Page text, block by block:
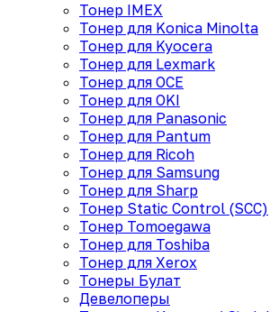
Тонер IMEX
Тонер для Konica Minolta
Тонер для Kyocera
Тонер для Lexmark
Тонер для OCE
Тонер для OKI
Тонер для Panasonic
Тонер для Pantum
Тонер для Ricoh
Тонер для Samsung
Тонер для Sharp
Тонер Static Control (SCC)
Тонер Tomoegawa
Тонер для Toshiba
Тонер для Xerox
Тонеры Булат
Девелоперы